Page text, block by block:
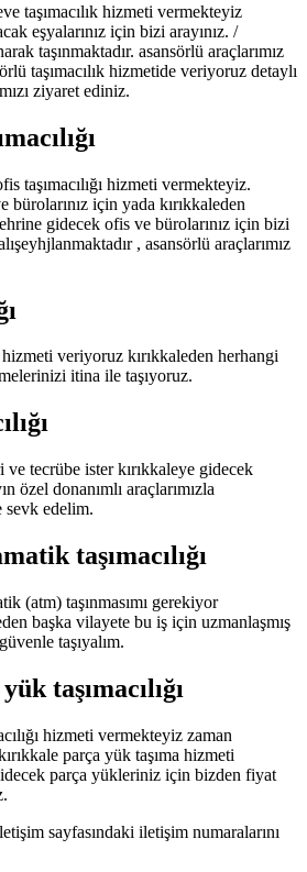
taşımacılık hizmeti vermekteyiz
eşyalarınız için bizi arayınız. /
taşınmaktadır. asansörlü araçlarımız
taşımacılık hizmetide veriyoruz detaylı
ziyaret ediniz.
taşımacılığı hizmeti vermekteyiz.
bürolarınız için yada kırıkkaleden
gidecek ofis ve bürolarınız için bizi
, asansörlü araçlarımız
hizmeti veriyoruz kırıkkaleden herhangi
itina ile taşıyoruz.
ve tecrübe ister kırıkkaleye gidecek
özel donanımlı araçlarımızla
sevk edelim.
taşımacılığı
(atm) taşınmasımı gerekiyor
başka vilayete bu iş için uzmanlaşmış
taşıyalım.
taşımacılığı
hizmeti vermekteyiz zaman
parça yük taşıma hizmeti
parça yükleriniz için bizden fiyat
sayfasındaki iletişim numaralarını